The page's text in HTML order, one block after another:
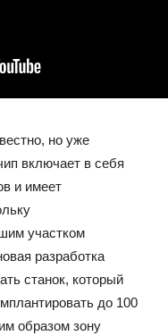
но уже
включает в себя
и имеет
участком
разработка
станок, который
до 100
образом зону